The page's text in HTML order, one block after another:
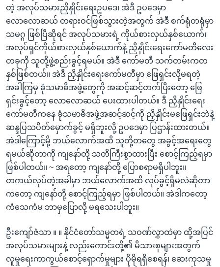
တဲ့ အလုပ်သမားညှိနှိုင်းရေးဥပဒေ၊ အဲဒီ ဥပဒေမှာ
လောလောဆယ် တရားဝင်ဖြစ်သွားတဲ့အတွက် အဲဒီ စက်ရုံတရုံမှာ
သမဂ္ဂ ဖြစ်ပြီဆိုရင် အလုပ်သမားရဲ့ ကိုယ်စားလှယ်နှစ်ယောက်၊
အလုပ်ရှင်ကိုယ်စားလှယ်နှစ်ယောက်နဲ့ ညှိနှိုင်းရေးကော်မတီလေး
တခုကို သူတို့ဖွဲ့စည်းခွင့်ရမယ်။ အဲဒီ ကော်မတီ သက်တမ်းကတ
နှစ်ဖြစ်တယ်။ အဲဒီ ညှိနှိုင်းရေးကော်မတီမှာ ဖြေရှင်းလို့မရတဲ့
အခါကြမှ ခုံသမာဓိအဖွဲ့တွေကို အဆင့်ဆင့်တက်ပြီးတော့ ဖြေ
ရှင်းခွင့်တော့ လောလောဆယ် ပေးထားပါတယ်။ ဒီ ညှိနှိုင်းရေး
ကော်မတီကနေ ခုံသမာဓိအဖွဲ့အဆင့်ဆင့်ကို ညှိနှိုင်းမဖြေရှင်းဘဲနဲ့
ဆန္ဒပြသပိတ်မှောက်ခွင့် မရှိဘူးလို့ ဥပဒေမှာ ပြဌာန်းထားတယ်။
အဲဒါကြောင့်မို့ ဘယ်လောက်အထိ သူတို့တတွေ အခွင့်အရေးတွေ
ရမယ်ဆိုတာကို ကျနော်တို့ သတိကြီးစွာထားပြီး စောင့်ကြည့်ရမှာ
ဖြစ်ပါတယ်။ ~ အရတော့ ကျနော်တို့ ပြောစရာမရှိပါဘူး။
တကယ်လုပ်တဲ့အခါမှာ ဘယ်လောက်အထိ လုပ်ခွင့်ရှိမလဲဆိုတာ
ကတော့ ကျနော်တို့ စောင့်ကြည့်ရမှာ ဖြစ်ပါတယ်။ အဲဒါကတော့
ကံသေကံမ ဘာမှပြောလို့ မရသေးပါဘူး။
ဦးကျော်ဇံသာ ။ ။ နိုင်ငံတော်သမ္မတရဲ့ သဝဏ်လွှာထဲမှာ ထို့အပြင်
အလုပ်သမားများနဲ့ လည်းကောင်းတို့၏ မိသားစုများအတွက်
လူမှုရေးကာကွယ်စောင့်ရှောက်မှုများ ပိုမိုရရှိစေရန်၊ ဆေးကုသမှု